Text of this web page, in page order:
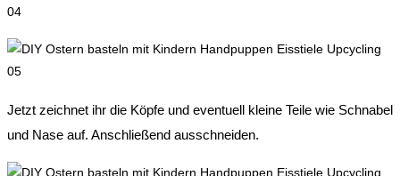
Jetzt zeichnet ihr die Köpfe und eventuell kleine Teile wie Schnabel
und Nase auf. Anschließend ausschneiden.